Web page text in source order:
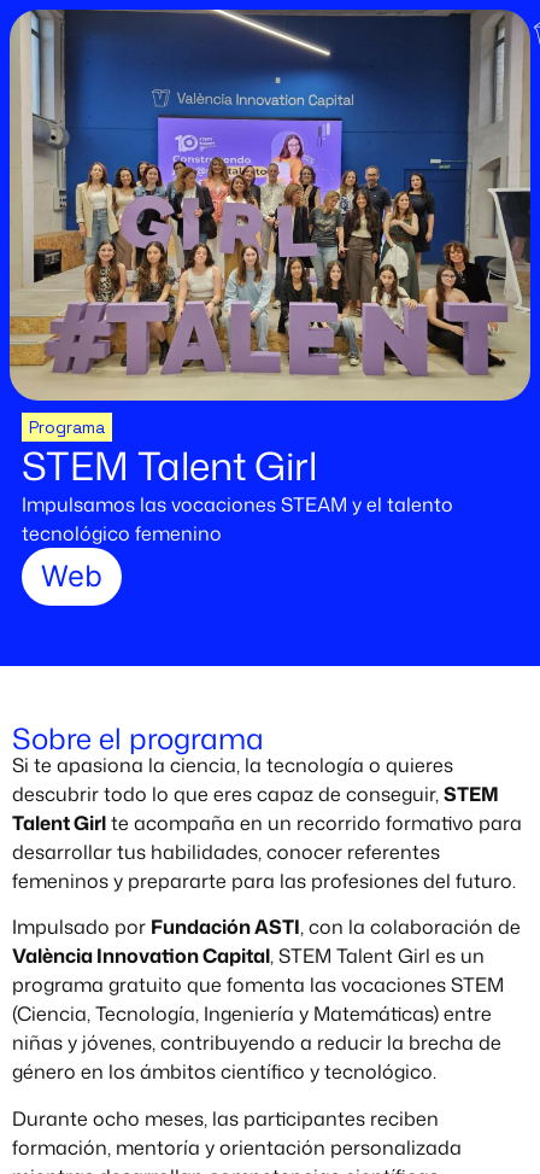
Programa
STEM Talent Girl
Impulsamos las vocaciones STEAM y el talento
tecnológico femenino
Web
Sobre el programa
Si te apasiona la ciencia, la tecnología o quieres
descubrir todo lo que eres capaz de conseguir,STEM
Talent Girlte acompaña en un recorrido formativo para
desarrollar tus habilidades, conocer referentes
femeninos y prepararte para las profesiones del futuro.
Impulsado por Fundación ASTI, con la colaboración de
València Innovation Capital, STEM Talent Girl es un
programa gratuito que fomenta las vocaciones STEM
(Ciencia, Tecnología, Ingeniería y Matemáticas) entre
niñas y jóvenes, contribuyendo a reducir la brecha de
género en los ámbitos científico y tecnológico.
Durante ocho meses, las participantes reciben
formación, mentoría y orientación personalizada